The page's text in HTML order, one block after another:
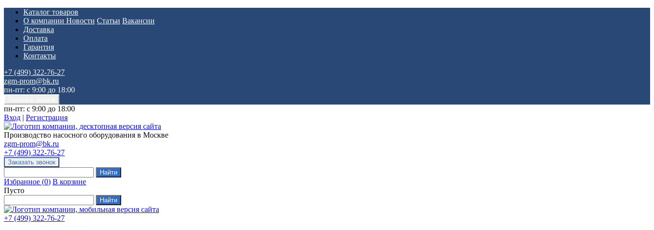
Каталог товаров
О компании Новости Статьи Вакансии
Доставка
Оплата
Гарантия
Контакты
+7 (499) 322-76-27
zgm-prom@bk.ru
пн-пт: с 9:00 до 18:00
пн-пт: с 9:00 до 18:00
Вход | Регистрация
Производство насосного оборудования в Москве
zgm-prom@bk.ru
+7 (499) 322-76-27
Избранное (0) В корзине
Пусто
+7 (499) 322-76-27